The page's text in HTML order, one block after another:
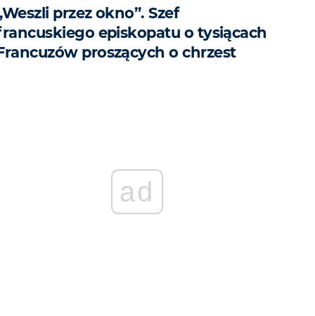
przez okno”. Szef
episkopatu o tysiącach
proszących o chrzest
ad